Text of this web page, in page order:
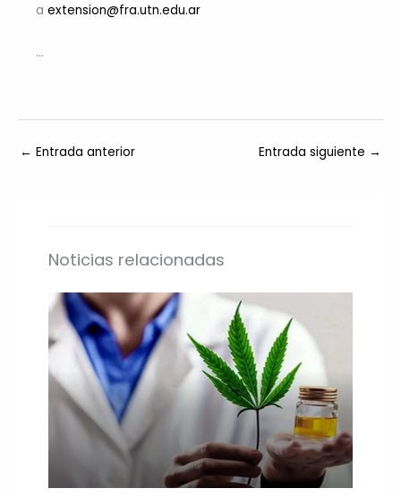
a extension@fra.utn.edu.ar
…
← Entrada anterior Entrada siguiente →
Noticias relacionadas